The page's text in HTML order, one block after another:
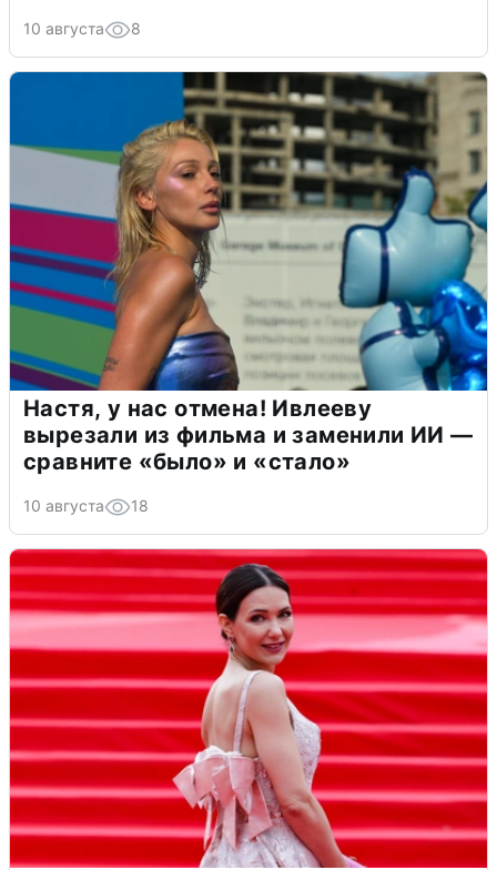
10 августа 8
Настя, у нас отмена! Ивлееву
вырезали из фильма и заменили ИИ —
сравните «было» и «стало»
10 августа 18